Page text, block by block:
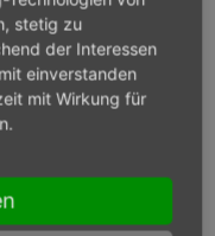
stetig zu
der Interessen
einverstanden
mit Wirkung für